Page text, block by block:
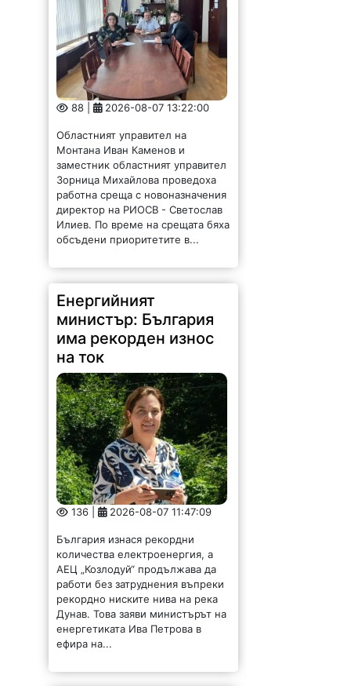
88 | 2026-08-07 13:22:00
Областният управител на
Монтана Иван Каменов и
заместник областният управител
Зорница Михайлова проведоха
работна среща с новоназначения
директор на РИОСВ - Светослав
Илиев. По време на срещата бяха
обсъдени приоритетите в...
Енергийният
министър: България
има рекорден износ
на ток
136 | 2026-08-07 11:47:09
България изнася рекордни
количества електроенергия, а
АЕЦ „Козлодуй“ продължава да
работи без затруднения въпреки
рекордно ниските нива на река
Дунав. Това заяви министърът на
енергетиката Ива Петрова в
ефира на...